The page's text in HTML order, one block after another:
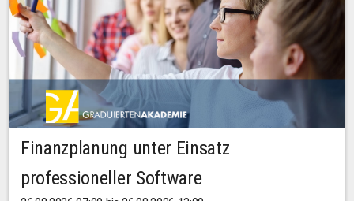
Finanzplanung unter Einsatz
professioneller Software